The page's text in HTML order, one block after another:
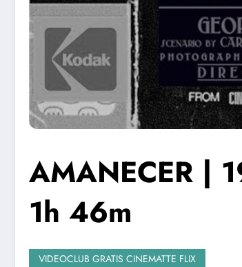
AMANECER |
1h 46m
VIDEOCLUB GRATIS CINEMATTE FLIX